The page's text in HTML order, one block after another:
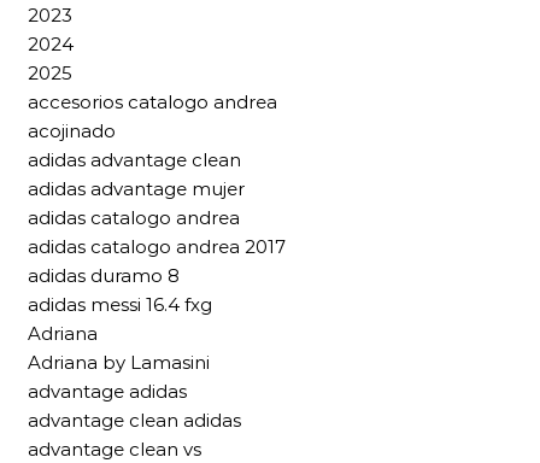
2023
2024
2025
accesorios catalogo andrea
acojinado
adidas advantage clean
adidas advantage mujer
adidas catalogo andrea
adidas catalogo andrea 2017
adidas duramo 8
adidas messi 16.4 fxg
Adriana
Adriana by Lamasini
advantage adidas
advantage clean adidas
advantage clean vs